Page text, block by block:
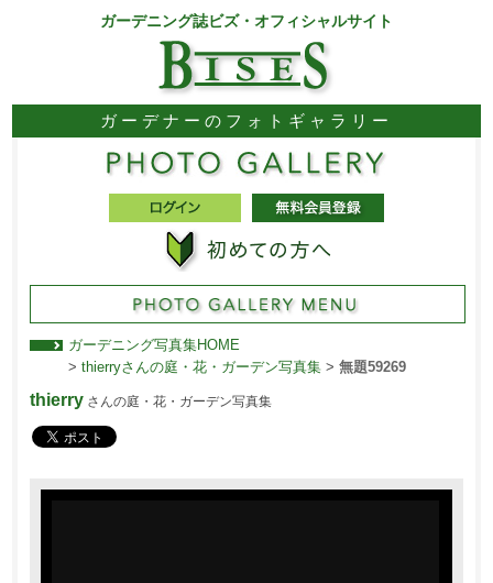
ガーデニング誌ビズ・オフィシャルサイト
ガーデナーのフォトギャラリー
ガーデニング写真集HOME
> thierryさんの庭・花・ガーデン写真集> 無題59269
thierryさんの庭・花・ガーデン写真集